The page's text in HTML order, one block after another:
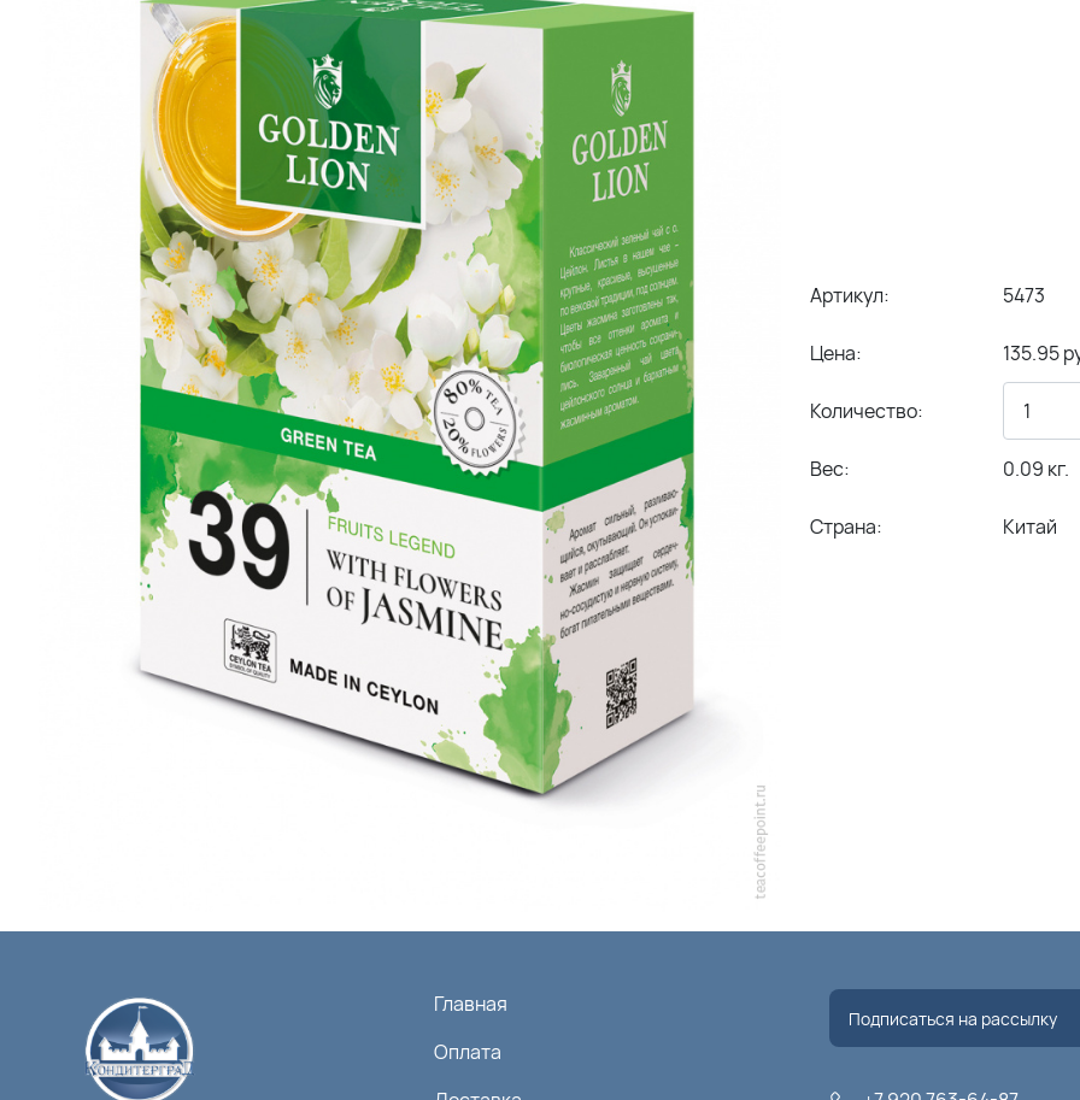
Артикул: 5473
Цена: 135.95
Количество:
Вес: 0.09 кг.
Страна: Китай
Главная
Оплата